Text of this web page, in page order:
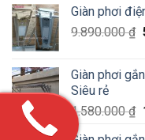
Giàn phơi
9.890.000₫
Giàn phơi
Siêu rẻ
1.580.000₫